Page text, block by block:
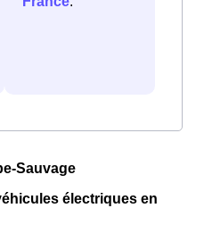
Sauvage
électriques en